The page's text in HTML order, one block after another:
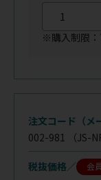
※購入制限：
注文コード（メ
002-981
（JS-
税抜価格 会